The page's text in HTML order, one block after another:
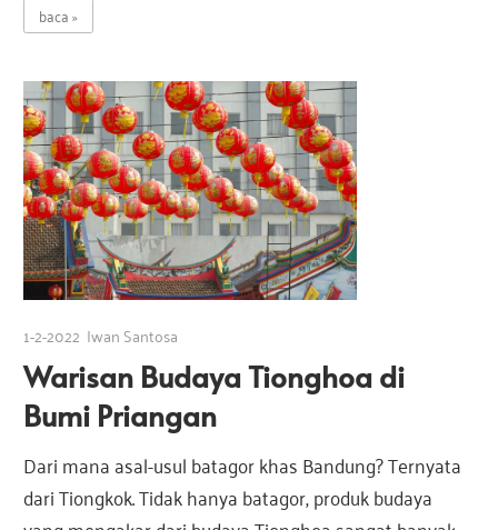
baca
1-2-2022 Iwan Santosa
Warisan Budaya Tionghoa di
Bumi Priangan
Dari mana asal-usul batagor khas Bandung? Ternyata
dari Tiongkok. Tidak hanya batagor, produk budaya